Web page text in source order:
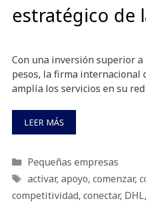
estratégico de
Con una inversión superior
pesos, la firma internacional
amplía los servicios en su
LEER MÁS
Categorías
Pequeñas empresas
Etiquetas
activar, apoyo, comenzar,
competitividad, conectar, DHL,